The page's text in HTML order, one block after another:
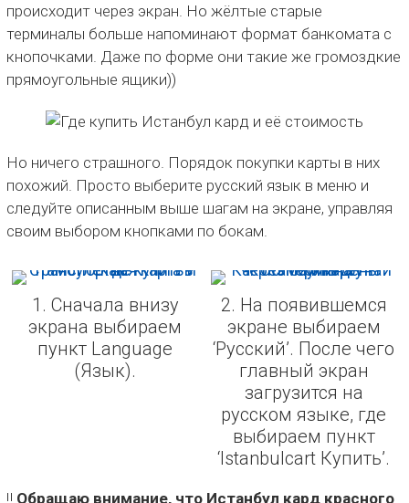
происходит через экран. Но жёлтые старые
терминалы больше напоминают формат банкомата с
кнопочками. Даже по форме они такие же громоздкие
прямоугольные ящики))
Но ничего страшного. Порядок покупки карты в них
похожий. Просто выберите русский язык в меню и
следуйте описанным выше шагам на экране, управляя
своим выбором кнопками по бокам.
1. Сначала внизу
экрана выбираем
пункт Language
(Язык).
2. На появившемся
экране выбираем
‘Русский’. После чего
главный экран
загрузится на
русском языке, где
выбираем пункт
‘Istanbulcart Купить’.
‼️ Обращаю внимание, что Истанбул кард красного